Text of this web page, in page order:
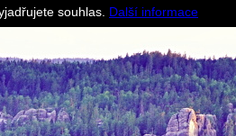
Pro ubytovatele
souhlas. Další informace